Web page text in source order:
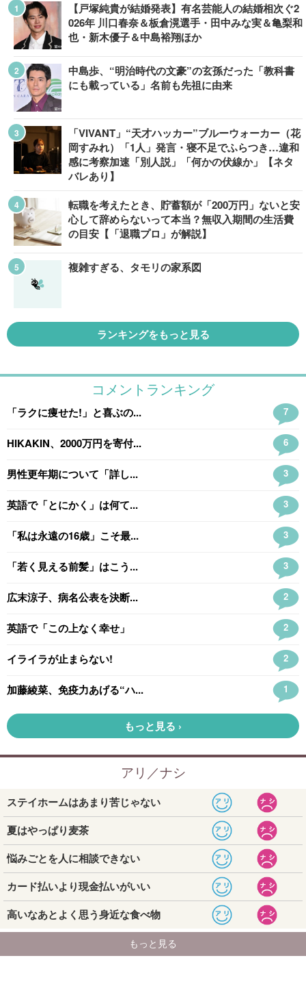
【戸塚純貴が結婚発表】有名芸能人の結婚相次ぐ2
026年 川口春奈＆板倉滉選手・田中みな実＆亀梨和
也・新木優子＆中島裕翔ほか
中島歩、“明治時代の文豪”の玄孫だった「教科書
にも載っている」名前も先祖に由来
「VIVANT」“天才ハッカー”ブルーウォーカー（花
岡すみれ）「1人」発言・寝不足でふらつき…違和
感に考察加速「別人説」「何かの伏線か」【ネタ
バレあり】
転職を考えたとき、貯蓄額が「200万円」ないと安
心して辞めらないって本当？無収入期間の生活費
の目安【「退職プロ」が解説】
複雑すぎる、タモリの家系図
ランキングをもっと見る